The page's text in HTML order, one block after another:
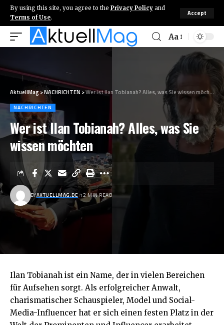
By using this site, you agree to the Privacy Policy and
Terms of Use.
Accept
Aa
AktuellMag>NACHRICHTEN >Wer ist Ilan Tobianah? Alles, was Sie wissen möchten
NACHRICHTEN
Wer ist Ilan Tobianah? Alles, was Sie
wissen möchten
BYAKTUELLMAG.DE 12 MIN READ
Ilan Tobianah ist ein Name, der in vielen Bereichen
für Aufsehen sorgt. Als erfolgreicher Anwalt,
charismatischer Schauspieler, Model und Social-
Media-Influencer hat er sich einen festen Platz in der